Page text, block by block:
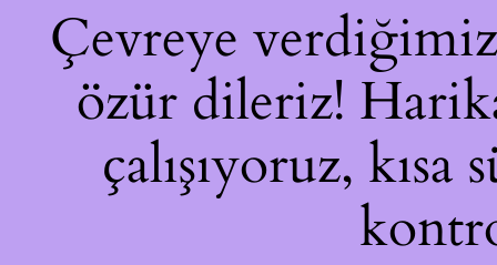
Çevreye verdiğimiz
özür dileriz!
çalışıyoruz,